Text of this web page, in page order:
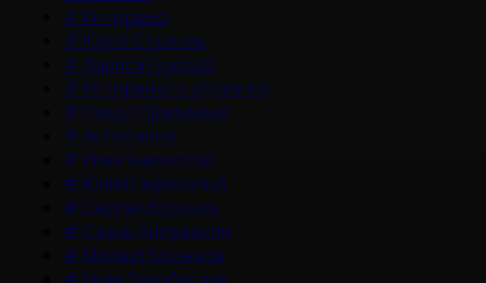
# Интервью
# Юрий Стоянов
#Лариса Гузеева
# История его служанки
# Павел Прилучный
#Актер кино
# Иван Янковский
# Юлия Пересильд
# Сергей Бурунов
# Сарик Андреасян
# Михаил Ефремов